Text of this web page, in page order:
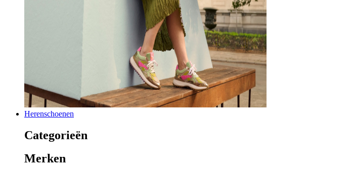
Herenschoenen
Categorieën
Merken